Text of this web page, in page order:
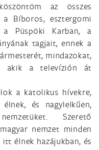
az összes
a Bíboros, esztergomi
Püspöki Karban, a
tagjait, ennek a
mindazokat,
akik a televízión át
a katolikus hívekre,
és nagylelkűen,
Szerető
nemzet minden
élnek hazájukban, és